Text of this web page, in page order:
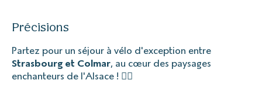
Précisions
Partez pour un séjour à vélo d'exception entre
Strasbourg et Colmar, au cœur des paysages
enchanteurs de l'Alsace ! 🚴‍♀️